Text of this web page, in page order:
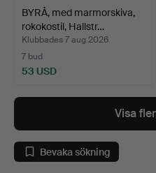
BYRÅ, med marmorskiva,
rokokostil, Hallstr…
Klubbades 7 aug 2026
7 bud
53 USD
Visa
Bevaka sökning